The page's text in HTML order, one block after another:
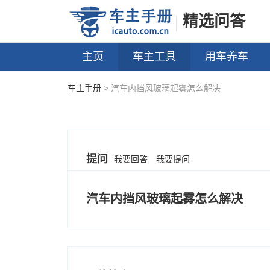
精选问答
主页 车主工具 用车养车
车主手册 > 汽车内挡风玻璃起雾怎么解决
提问 我要回答 我要提问
汽车内挡风玻璃起雾怎么解决